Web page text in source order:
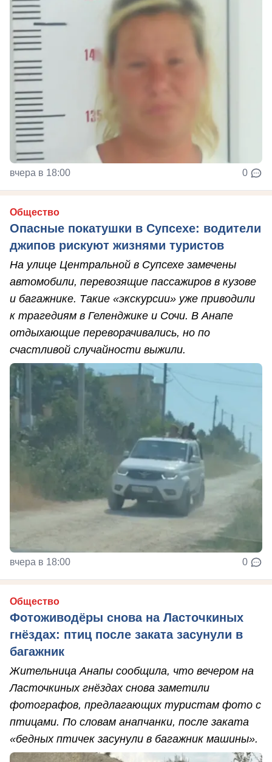
вчера в 18:00 0
Общество
Опасные покатушки в Супсехе: водители
джипов рискуют жизнями туристов
На улице Центральной в Супсехе замечены
автомобили, перевозящие пассажиров в кузове
и багажнике. Такие «экскурсии» уже приводили
к трагедиям в Геленджике и Сочи. В Анапе
отдыхающие переворачивались, но по
счастливой случайности выжили.
вчера в 18:00 0
Общество
Фотоживодёры снова на Ласточкиных
гнёздах: птиц после заката засунули в
багажник
Жительница Анапы сообщила, что вечером на
Ласточкиных гнёздах снова заметили
фотографов, предлагающих туристам фото с
птицами. По словам анапчанки, после заката
«бедных птичек засунули в багажник машины».